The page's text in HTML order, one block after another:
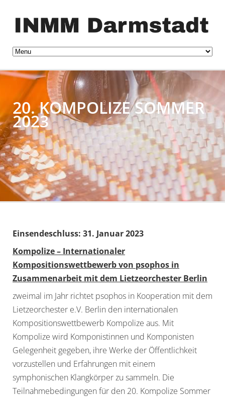
20. KOMPOLIZE SOMMER
2023
Einsendeschluss: 31. Januar 2023
Kompolize – Internationaler
Kompositionswettbewerb von psophos in
Zusammenarbeit mit dem Lietzeorchester Berlin
zweimal im Jahr richtet psophos in Kooperation mit dem
Lietzeorchester e.V. Berlin den internationalen
Kompositionswettbewerb Kompolize aus. Mit
Kompolize wird Komponistinnen und Komponisten
Gelegenheit gegeben, ihre Werke der Öffentlichkeit
vorzustellen und Erfahrungen mit einem
symphonischen Klangkörper zu sammeln. Die
Teilnahmebedingungen für den 20. Kompolize Sommer